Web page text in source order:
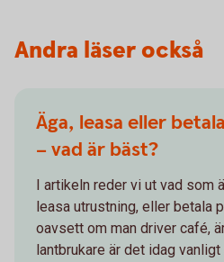
Andra läser också
Äga, leasa eller
– vad är bäst?
I artikeln reder vi ut vad som
leasa utrustning, eller betala
oavsett om man driver café,
lantbrukare är det idag